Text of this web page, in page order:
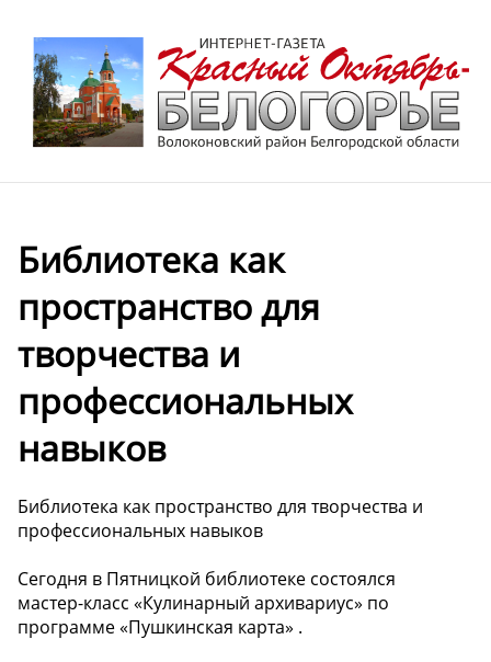
Библиотека как
пространство для
творчества и
профессиональных
навыков
Библиотека как пространство для творчества и
профессиональных навыков
Сегодня в Пятницкой библиотеке состоялся
мастер-класс «Кулинарный архивариус» по
программе «Пушкинская карта» .